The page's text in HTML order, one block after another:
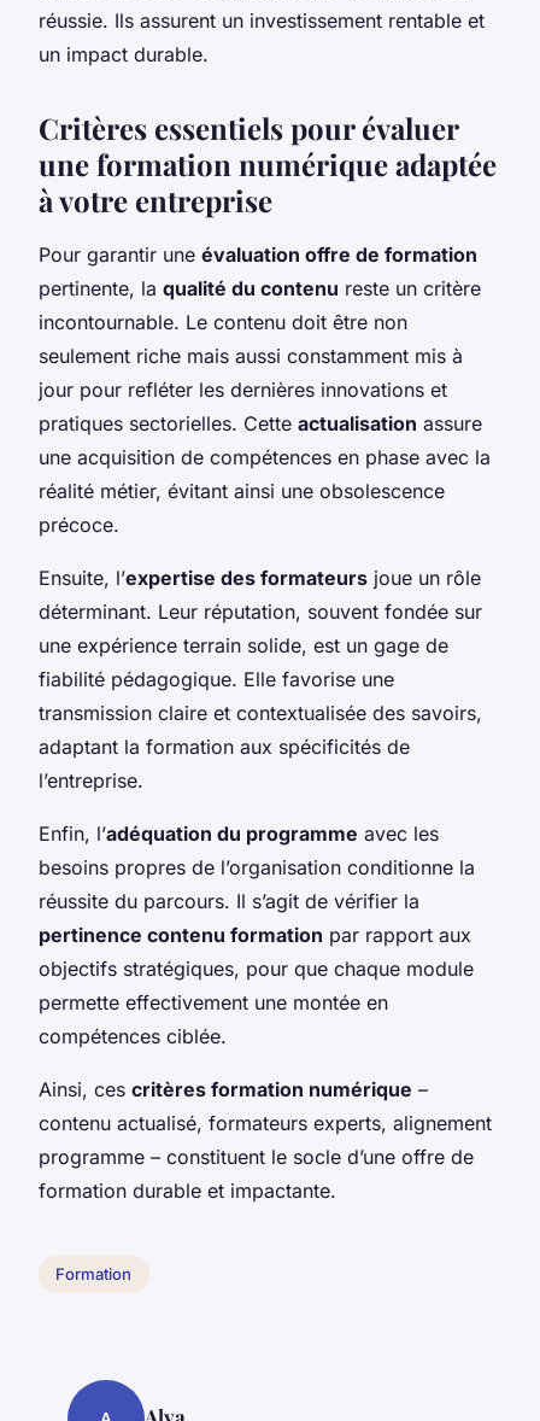
réussie. Ils assurent un investissement rentable et
un impact durable.
Critères essentiels pour évaluer
une formation numérique adaptée
à votre entreprise
Pour garantir une évaluation offre de formation
pertinente, la qualité du contenu reste un critère
incontournable. Le contenu doit être non
seulement riche mais aussi constamment mis à
jour pour refléter les dernières innovations et
pratiques sectorielles. Cette actualisation assure
une acquisition de compétences en phase avec la
réalité métier, évitant ainsi une obsolescence
précoce.
Ensuite, l’expertise des formateurs joue un rôle
déterminant. Leur réputation, souvent fondée sur
une expérience terrain solide, est un gage de
fiabilité pédagogique. Elle favorise une
transmission claire et contextualisée des savoirs,
adaptant la formation aux spécificités de
l’entreprise.
Enfin, l’adéquation du programme avec les
besoins propres de l’organisation conditionne la
réussite du parcours. Il s’agit de vérifier la
pertinence contenu formation par rapport aux
objectifs stratégiques, pour que chaque module
permette effectivement une montée en
compétences ciblée.
Ainsi, ces critères formation numérique –
contenu actualisé, formateurs experts, alignement
programme – constituent le socle d’une offre de
formation durable et impactante.
Formation